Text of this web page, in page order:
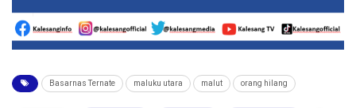
Basarnas Ternate maluku utara malut orang hilang